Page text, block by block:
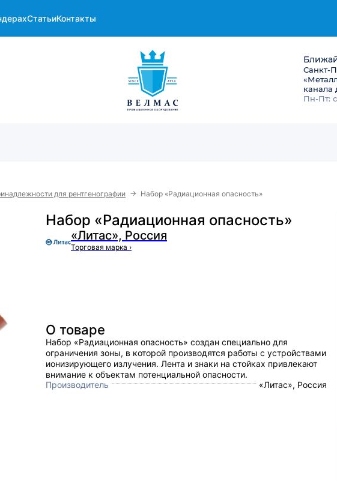
СтатьиКонтакты
Санкт-
канала
Пн-Пт:
для рентгенографии → Набор «Радиационная опасность»
Набор «Радиационная опасность»
«Литас», Россия
Торговая марка ›
О товаре
Набор «Радиационная опасность» создан специально для
ограничения зоны, в которой производятся работы с устройствами
ионизирующего излучения. Лента и знаки на стойках привлекают
внимание к объектам потенциальной опасности.
Производитель
«Литас», Россия